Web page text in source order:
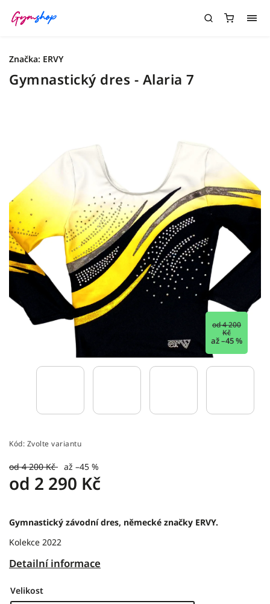
Gymnastický dres - Alaria 7
od 4 200
Kč
až –45 %
Kód: Zvolte variantu
od 4 200 Kč až –45 %
od 2 290 Kč
Gymnastický závodní dres, německé značky ERVY.
Kolekce 2022
Detailní informace
Značka: ERVY
Velikost